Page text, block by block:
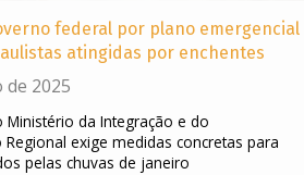
federal por plano emergencial
atingidas por enchentes
de 2025
da Integração e do
exige medidas concretas para
pelas chuvas de janeiro